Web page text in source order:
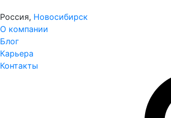
Россия, Новосибирск
О компании
Блог
Карьера
Контакты